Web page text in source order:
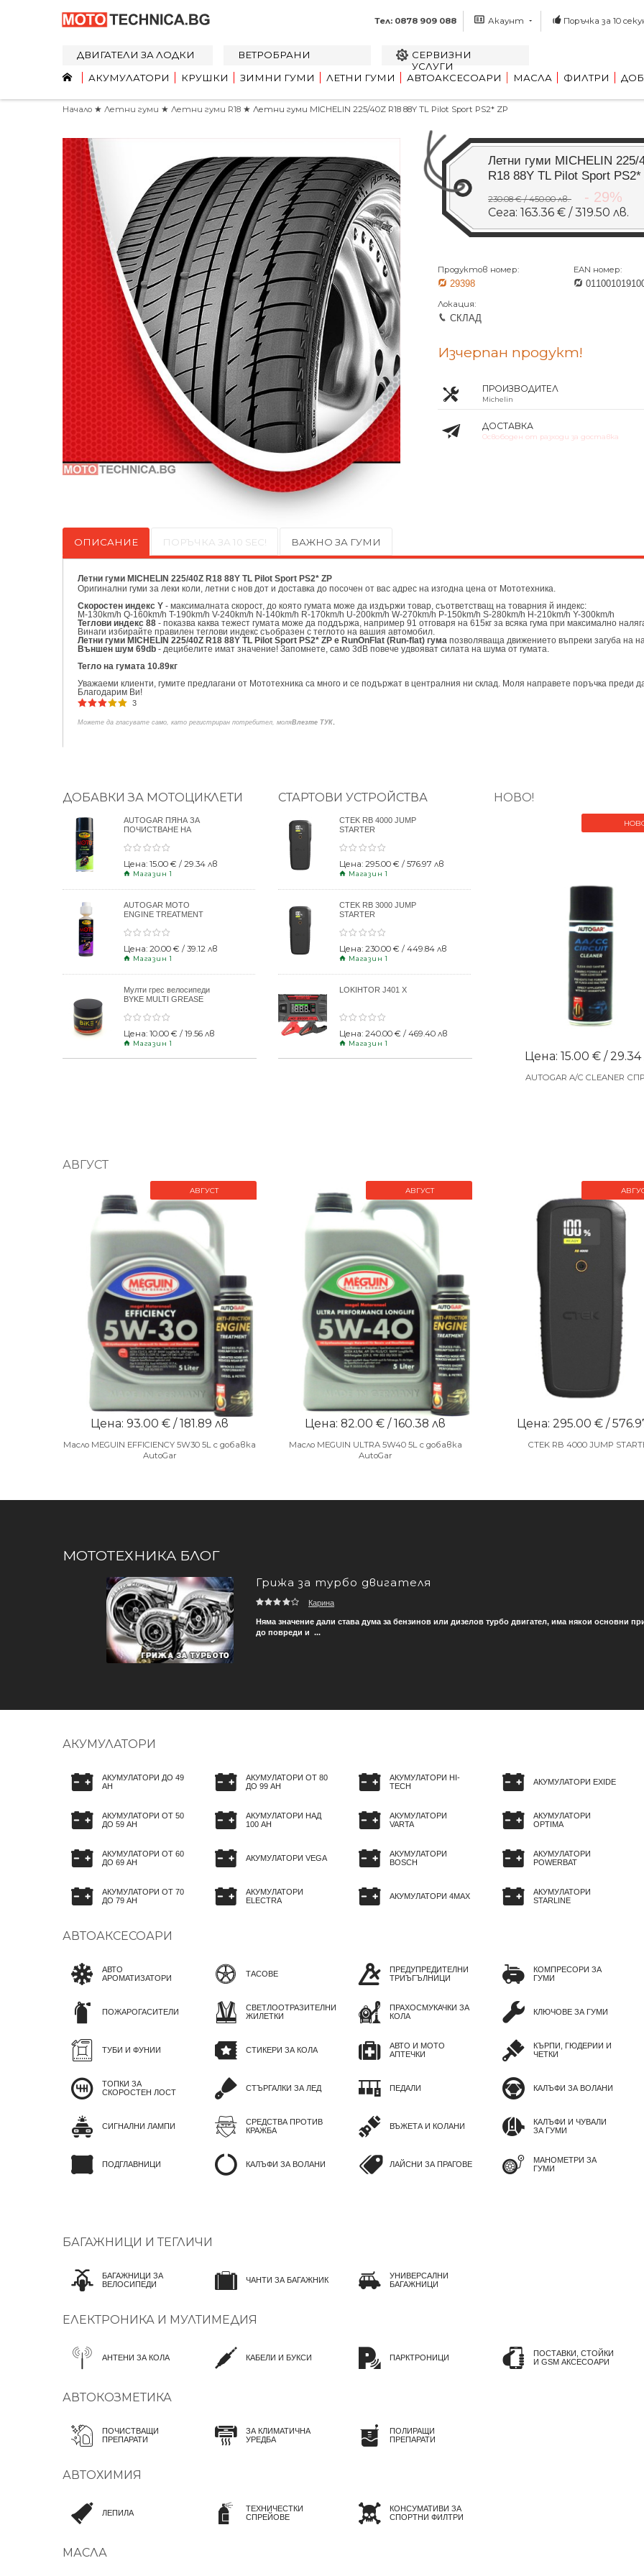
Тел: 0878 909 088 Акаунт Поръчка за 10
ДВИГАТЕЛИ ЗА ЛОДКИ ВЕТРОБРАНИ
СЕРВИЗНИ
УСЛУГИ
АКУМУЛАТОРИ
КРУШКИ ЗИМНИ ГУМИ ЛЕТНИ ГУМИ АВТОАКСЕСОАРИ МАСЛА ФИЛТРИ
Начало ★ Летни гуми ★ Летни гуми R18 ★ Летни гуми MICHELIN 225/40Z R18 88Y TL Pilot Sport PS2* ZP
Летни гуми MICHELIN 225/
R18 88Y TL Pilot Sport PS2*
230.08 € / 450.00 лв. - 29%
Сега: 163.36 € / 319.50 лв.
Продуктов номер:
29398
EAN номер:
Локация:
СКЛАД
Изчерпан продукт!
ПРОИЗВОДИТЕЛ
Michelin
ДОСТАВКА
Освободен от разходи за доставка
ОПИСАНИЕ ПОРЪЧКА ЗА 10 SEC! ВАЖНО ЗА ГУМИ
Летни гуми MICHELIN 225/40Z R18 88Y TL Pilot Sport PS2* ZP
Оригинални гуми за леки коли, летни с нов дот и доставка до посочен от вас адрес на изгодна цена от Мототехника.
Скоростен индекс Y - максималната скорост, до която гумата може да издържи товар, съответстващ на товарния й индекс:
M-130km/h Q-160km/h T-190km/h V-240km/h N-140km/h R-170km/h U-200km/h W-270km/h P-150km/h S-280km/h H-210km/h Y-300km/h
Теглови индекс 88 - показва каква тежест гумата може да поддържа, например 91 отговаря на 615кг за всяка гума при максимално
Винаги избирайте правилен теглови индекс съобразен с теглото на вашия автомобил.
Летни гуми MICHELIN 225/40Z R18 88Y TL Pilot Sport PS2* ZP е RunOnFlat (Run-flat) гума позволяваща движението въпреки загуба на
Външен шум 69db - децибелите имат значение! Запомнете, само 3dB повече удвояват силата на шума от гумата.
Тегло на гумата 10.89кг
Уважаеми клиенти, гумите предлагани от Мототехника са много и се подържат в централния ни склад. Моля направете поръчка преди
Благодарим Ви!
3
Можете да гласувате само, като регистриран потребител, моляВлезте ТУК
ДОБАВКИ ЗА МОТОЦИКЛЕТИ
AUTOGAR ПЯНА ЗА
ПОЧИСТВАНЕ НА
Цена: 15.00 € / 29.34 лв
Магазин 1
AUTOGAR MOTO
ENGINE TREATMENT
Цена: 20.00 € / 39.12 лв
Магазин 1
Мулти грес велосипеди
BYKE MULTI GREASE
Цена: 10.00 € / 19.56 лв
Магазин 1
СТАРТОВИ УСТРОЙСТВА
CTEK RB 4000 JUMP
STARTER
Цена: 295.00 € / 576.97 лв
Магазин 1
CTEK RB 3000 JUMP
STARTER
Цена: 230.00 € / 449.84 лв
Магазин 1
LOKIHTOR J401 X
Цена: 240.00 € / 469.40 лв
Магазин 1
НОВО!
Цена: 15.00 € / 29.34
AUTOGAR A/C CLEANER
АВГУСТ
АВГУСТ
Цена: 93.00 € / 181.89 лв
Масло MEGUIN EFFICIENCY 5W30 5L с добавка
AutoGar
АВГУСТ
Цена: 82.00 € / 160.38 лв
Масло MEGUIN ULTRA 5W40 5L с добавка
AutoGar
Цена: 295.00 € /
CTEK RB 4000 JUMP
МОТОТЕХНИКА БЛОГ
Грижа за турбо двигателя
Карина
Няма значение дали става дума за бензинов или дизелов турбо двигател, има някои основни
до повреди и ...
АКУМУЛАТОРИ
АКУМУЛАТОРИ ДО 49
AH
АКУМУЛАТОРИ ОТ 50
ДО 59 AH
АКУМУЛАТОРИ ОТ 60
ДО 69 AH
АКУМУЛАТОРИ ОТ 70
ДО 79 AH
АКУМУЛАТОРИ ОТ 80
ДО 99 AH
АКУМУЛАТОРИ НАД
100 AH
АКУМУЛАТОРИ VEGA
АКУМУЛАТОРИ
ELECTRA
АКУМУЛАТОРИ HI-
TECH
АКУМУЛАТОРИ
VARTA
АКУМУЛАТОРИ
BOSCH
АКУМУЛАТОРИ 4MAX
АКУМУЛАТОРИ EXIDE
АКУМУЛАТОРИ
OPTIMA
АКУМУЛАТОРИ
POWERBAT
АКУМУЛАТОРИ
STARLINE
АВТОАКСЕСОАРИ
АВТО
АРОМАТИЗАТОРИ
ПОЖАРОГАСИТЕЛИ
ТУБИ И ФУНИИ
ТОПКИ ЗА
СКОРОСТЕН ЛОСТ
СИГНАЛНИ ЛАМПИ
ПОДГЛАВНИЦИ
ТАСОВЕ
СВЕТЛООТРАЗИТЕЛНИ
ЖИЛЕТКИ
СТИКЕРИ ЗА КОЛА
СТЪРГАЛКИ ЗА ЛЕД
СРЕДСТВА ПРОТИВ
КРАЖБА
КАЛЪФИ ЗА ВОЛАНИ
ПРЕДУПРЕДИТЕЛНИ
ТРИЪГЪЛНИЦИ
ПРАХОСМУКАЧКИ ЗА
КОЛА
АВТО И МОТО
АПТЕЧКИ
ПЕДАЛИ
ВЪЖЕТА И КОЛАНИ
ЛАЙСНИ ЗА ПРАГОВЕ
КОМПРЕСОРИ ЗА
ГУМИ
КЛЮЧОВЕ ЗА ГУМИ
КЪРПИ, ГЮДЕРИИ И
ЧЕТКИ
КАЛЪФИ ЗА ВОЛАНИ
КАЛЪФИ И ЧУВАЛИ
ЗА ГУМИ
МАНОМЕТРИ ЗА
ГУМИ
БАГАЖНИЦИ И ТЕГЛИЧИ
БАГАЖНИЦИ ЗА
ВЕЛОСИПЕДИ
ЧАНТИ ЗА БАГАЖНИК
УНИВЕРСАЛНИ
БАГАЖНИЦИ
ЕЛЕКТРОНИКА И МУЛТИМЕДИЯ
АНТЕНИ ЗА КОЛА КАБЕЛИ И БУКСИ ПАРКТРОНИЦИ
ПОСТАВКИ, СТОЙКИ
И GSM АКСЕСОАРИ
АВТОКОЗМЕТИКА
ПОЧИСТВАЩИ
ПРЕПАРАТИ
ЗА КЛИМАТИЧНА
УРЕДБА
ПОЛИРАЩИ
ПРЕПАРАТИ
АВТОХИМИЯ
ЛЕПИЛА
ТЕХНИЧЕСТКИ
СПРЕЙОВЕ
КОНСУМАТИВИ ЗА
СПОРТНИ ФИЛТРИ
МАСЛА